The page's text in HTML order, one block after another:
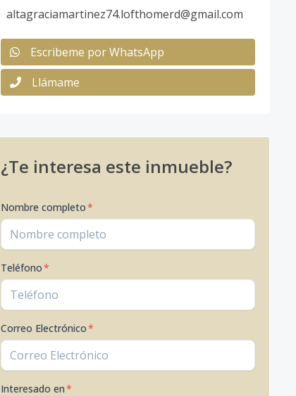
altagraciamartinez74.lofthomerd@gmail.com
Escribeme por WhatsApp
Llámame
¿Te interesa este inmueble?
Nombre completo*
Teléfono*
Correo Electrónico*
Interesado en*